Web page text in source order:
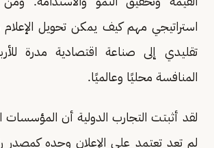
استراتيجي مهم كيف يمكن تحويل
تقليدي إلى صناعة اقتصادية مدرة
المنافسة محليًا وعالميًا.
لقد أثبتت التجارب الدولية أن المؤسسات
لم تعد تعتمد على الإعلان وحده كمصدر